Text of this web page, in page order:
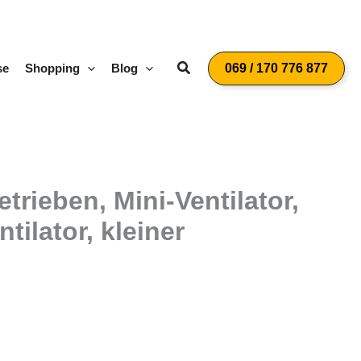
Shopping Blog Suchen069 / 170 776 877
Mini-Ventilator,
kleiner